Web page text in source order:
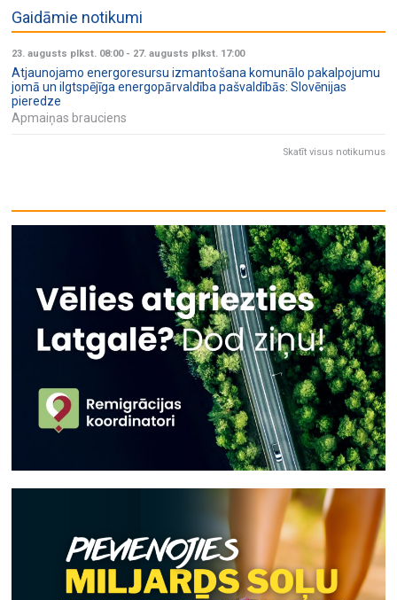
Gaidāmie notikumi
23. augusts plkst. 08:00- 27. augusts plkst. 17:00
Atjaunojamo energoresursu izmantošana komunālo pakalpojumu
jomā un ilgtspējīga energopārvaldība pašvaldībās: Slovēnijas
pieredze
Apmaiņas brauciens
Skatīt visus notikumus